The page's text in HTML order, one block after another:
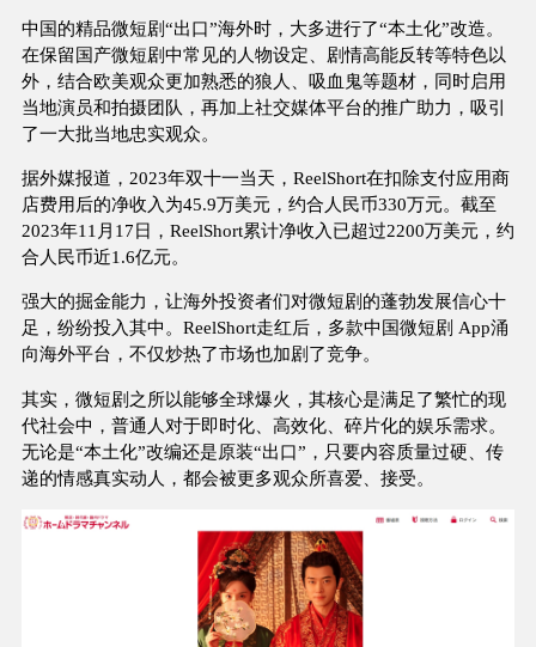
中国的精品微短剧“出口”海外时，大多进行了“本土化”改造。
在保留国产微短剧中常见的人物设定、剧情高能反转等特色以
外，结合欧美观众更加熟悉的狼人、吸血鬼等题材，同时启用
当地演员和拍摄团队，再加上社交媒体平台的推广助力，吸引
了一大批当地忠实观众。
据外媒报道，2023年双十一当天，ReelShort在扣除支付应用商
店费用后的净收入为45.9万美元，约合人民币330万元。截至
2023年11月17日，ReelShort累计净收入已超过2200万美元，约
合人民币近1.6亿元。
强大的掘金能力，让海外投资者们对微短剧的蓬勃发展信心十
足，纷纷投入其中。ReelShort走红后，多款中国微短剧 App涌
向海外平台，不仅炒热了市场也加剧了竞争。
其实，微短剧之所以能够全球爆火，其核心是满足了繁忙的现
代社会中，普通人对于即时化、高效化、碎片化的娱乐需求。
无论是“本土化”改编还是原装“出口”，只要内容质量过硬、传
递的情感真实动人，都会被更多观众所喜爱、接受。